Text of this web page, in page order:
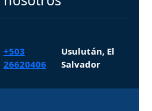
+503
26620406
Usulután, El
Salvador